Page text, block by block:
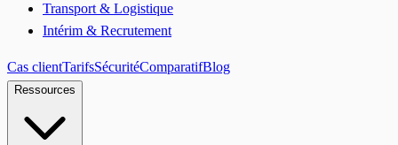
Transport & Logistique
Intérim & Recrutement
Cas clientTarifsSécuritéComparatifBlog
Ressources